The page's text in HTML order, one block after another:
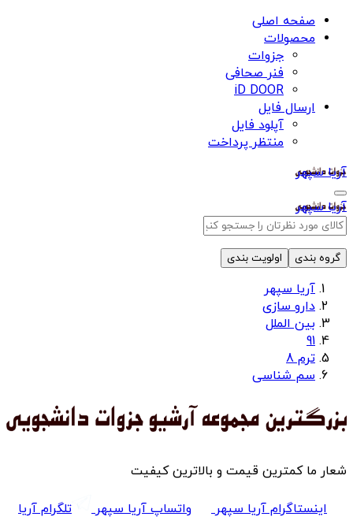
صفحه اصلی
محصولات
جزوات
فنر صحافی
iD DOOR
ارسال فایل
آپلود فایل
منتظر پرداخت
آریا سپهر
آریا سپهر
گروه بندی اولویت بندی
آریا سپهر
دارو سازی
بین الملل
91
ترم 8
سم شناسی
شعار ما کمترین قیمت و بالاترین کیفیت
اینستاگرام آریا سپهر واتساپ آریا سپهر
تلگرام آریا